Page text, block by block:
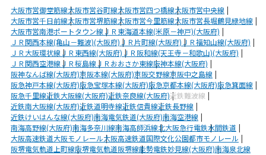
大阪市営御堂筋線大阪市営谷町線大阪市営四つ橋線大阪市営中央線
大阪市営千日前線大阪市営堺筋線大阪市営今里筋線大阪市営長堀鶴見緑地線
大阪市営南港ポートタウン線ＪＲ東海道本線(米原－神戸)(大阪府)
ＪＲ関西本線(亀山－難波)(大阪府)ＪＲ片町線(大阪府)ＪＲ福知山線(大阪府)
ＪＲ大阪環状線ＪＲ東西線(大阪府)ＪＲ阪和線(天王寺－和歌山)(大阪府)
ＪＲ関西空港線ＪＲ桜島線ＪＲおおさか東線阪神本線(大阪府)
阪神なんば線(大阪府)京阪本線(大阪府)京阪交野線京阪中之島線
阪急神戸本線(大阪府)阪急宝塚本線(大阪府)阪急京都本線(大阪府)阪急箕面線
阪急千里線近鉄大阪線(大阪府)近鉄奈良線(大阪府)近鉄難波線
近鉄南大阪線(大阪府)近鉄道明寺線近鉄信貴線近鉄長野線
近鉄けいはんな線(大阪府)南海電気鉄道(大阪府)南海空港線
南海高野線(大阪府)南海多奈川線南海高師浜線北大阪急行電鉄水間鉄道
大阪高速鉄道大阪モノレール大阪高速鉄道国際文化公園都市モノレール
阪堺電気軌道上町線阪堺電気軌道阪堺線能勢電鉄妙見線(大阪府)南海泉北線